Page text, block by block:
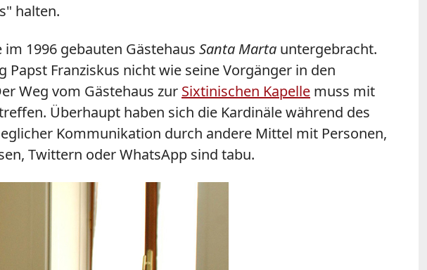
halten.
1996 gebauten Gästehaus Santa Marta untergebracht.
Papst Franziskus nicht wie seine Vorgänger in den
Weg vom Gästehaus zur Sixtinischen Kapelle muss mit
Überhaupt haben sich die Kardinäle während des
Kommunikation durch andere Mittel mit Personen,
Twittern oder WhatsApp sind tabu.